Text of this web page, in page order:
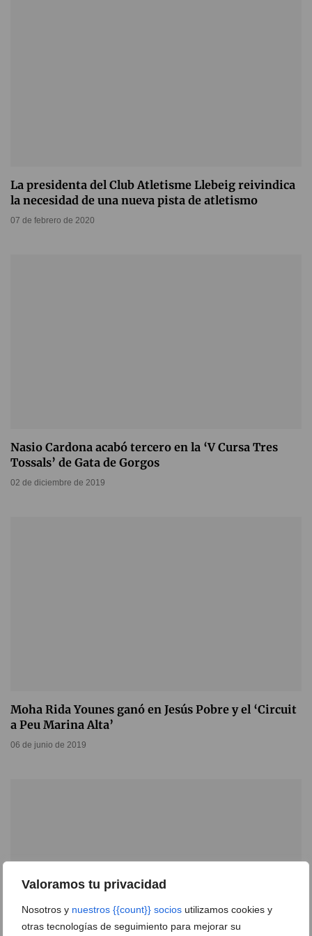
Valoramos tu privacidad
Nosotros y nuestros {{count}} socios utilizamos cookies y
otras tecnologías de seguimiento para mejorar su
La presidenta del Club Atletisme Llebeig reivindica
la necesidad de una nueva pista de atletismo
07 de febrero de 2020
Nasio Cardona acabó tercero en la ‘V Cursa Tres
Tossals’ de Gata de Gorgos
02 de diciembre de 2019
Moha Rida Younes ganó en Jesús Pobre y el ‘Circuit
a Peu Marina Alta’
06 de junio de 2019